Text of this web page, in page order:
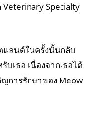
Specialty
แลนด์ในครั้งนั้นกลับ
เธอ เนื่องจากเธอได้
การรักษาของ Meow